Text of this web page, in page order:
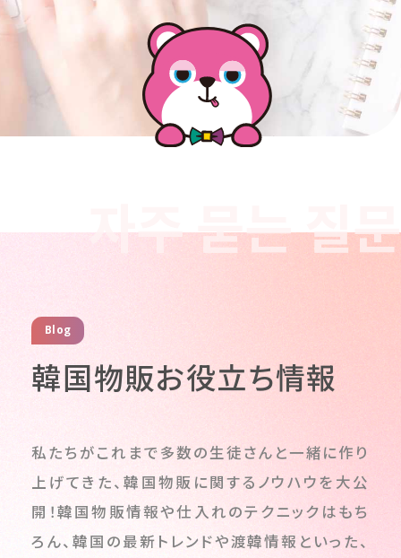
자주 묻는 질문
Blog
韓国物販お役立ち情報
私たちがこれまで多数の生徒さんと一緒に作り
上げてきた、韓国物販に関するノウハウを大公
開！韓国物販情報や仕入れのテクニックはもち
ろん、韓国の最新トレンドや渡韓情報といった、